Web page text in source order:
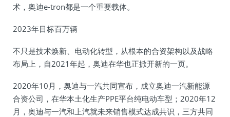
术，奥迪e-tron都是一个重要载体。
2023年目标百万辆
不只是技术焕新、电动化转型，从根本的合资架构以及战略
布局上，自2021年起，奥迪在华也正掀开新的一页。
2020年10月，奥迪与一汽共同宣布，成立奥迪一汽新能源
合资公司，在华本土化生产PPE平台纯电动车型；2020年12
月，奥迪与一汽和上汽就未来销售模式达成共识，三方共同